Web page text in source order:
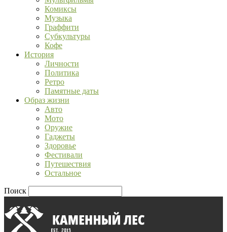
Комиксы
Музыка
Граффити
Субкультуры
Кофе
История
Личности
Политика
Ретро
Памятные даты
Образ жизни
Авто
Мото
Оружие
Гаджеты
Здоровье
Фестивали
Путешествия
Остальное
Поиск